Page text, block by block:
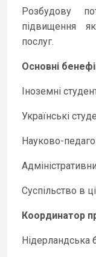
Розбудову
підвищення
послуг.
Основні
Іноземні
Українські
Науково-
Суспільство в
Координатор
Нідерландська